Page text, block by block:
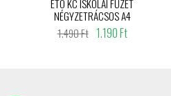
ETO KC ISKOLAI FÜZET
NÉGYZETRÁCSOS A4
1.490 Ft 1.190 Ft